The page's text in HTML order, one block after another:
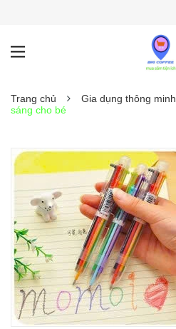
Trang chủ Gia dụng thông minh
sáng cho bé